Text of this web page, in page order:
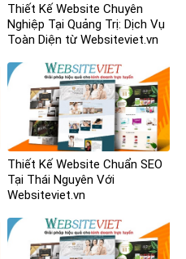
Thiết Kế Website Chuyên
Nghiệp Tại Quảng Trị: Dịch Vụ
Toàn Diện từ Websiteviet.vn
Thiết Kế Website Chuẩn SEO
Tại Thái Nguyên Với
Websiteviet.vn